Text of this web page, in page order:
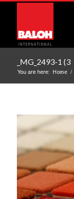
_MG_2493-1 (3
You are here: Home /